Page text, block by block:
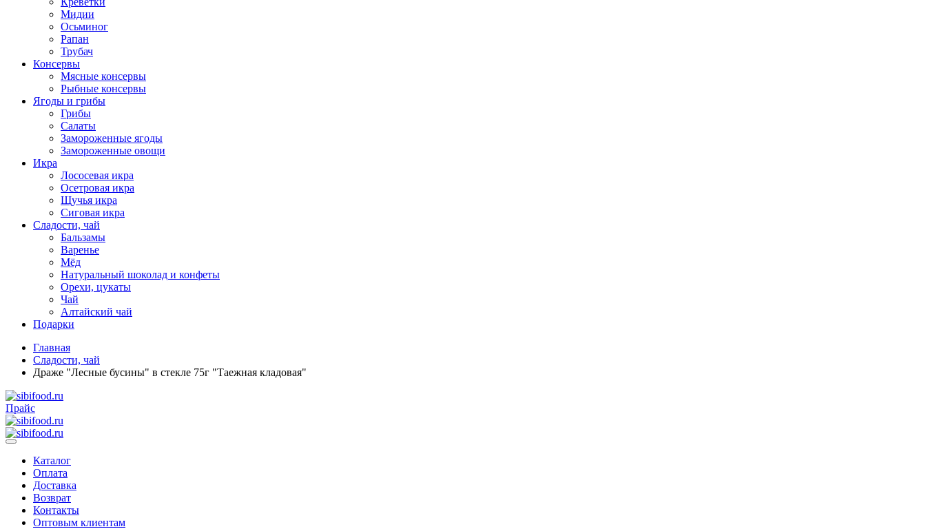
Мидии
Осьминог
Рапан
Трубач
Консервы
Мясные консервы
Рыбные консервы
Ягоды и грибы
Грибы
Салаты
Замороженные ягоды
Замороженные овощи
Икра
Лососевая икра
Осетровая икра
Щучья икра
Сиговая икра
Сладости, чай
Бальзамы
Варенье
Мёд
Натуральный шоколад и конфеты
Орехи, цукаты
Чай
Алтайский чай
Подарки
Главная
Сладости, чай
Драже "Лесные бусины" в стекле 75г "Таежная кладовая"
Прайс
Каталог
Оплата
Доставка
Возврат
Контакты
Оптовым клиентам